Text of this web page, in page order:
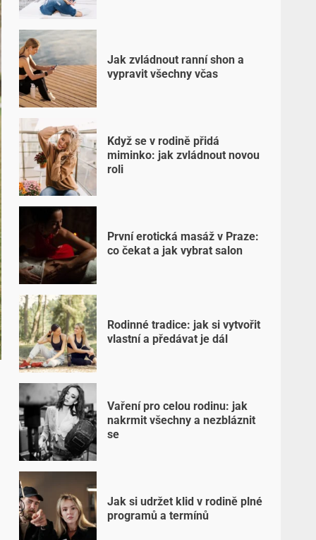
Jak zvládnout ranní shon a
vypravit všechny včas
Když se v rodině přidá
miminko: jak zvládnout novou
roli
První erotická masáž v Praze:
co čekat a jak vybrat salon
Rodinné tradice: jak si vytvořit
vlastní a předávat je dál
Vaření pro celou rodinu: jak
nakrmit všechny a nezbláznit
se
Jak si udržet klid v rodině plné
programů a termínů